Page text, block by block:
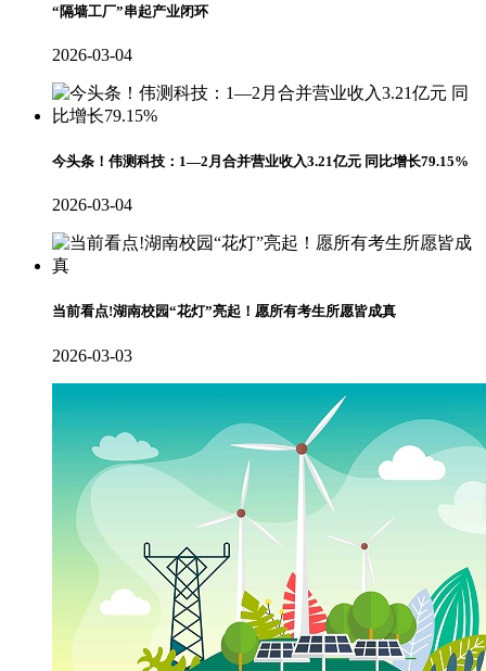
“隔墙工厂”串起产业闭环
2026-03-04
今头条！伟测科技：1—2月合并营业收入3.21亿元 同比增长79.15%
2026-03-04
当前看点!湖南校园“花灯”亮起！愿所有考生所愿皆成真
2026-03-03